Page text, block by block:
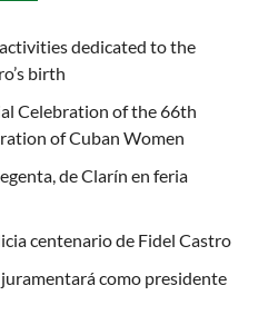
dedicated to the
birth
Celebration of the 66th
of Cuban Women
de Clarín en feria
centenario de Fidel Castro
como presidente